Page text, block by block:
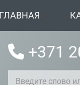
ГЛАВНАЯ
+371